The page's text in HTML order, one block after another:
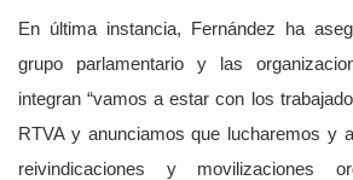
En última instancia, Fernández ha
grupo parlamentario y las
integran “vamos a estar con los
RTVA y anunciamos que lucharemos y
reivindicaciones y movilizaciones